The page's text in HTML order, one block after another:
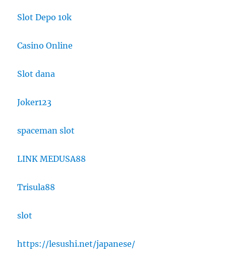
Slot Depo 10k
Casino Online
Slot dana
Joker123
spaceman slot
LINK MEDUSA88
Trisula88
slot
https://lesushi.net/japanese/